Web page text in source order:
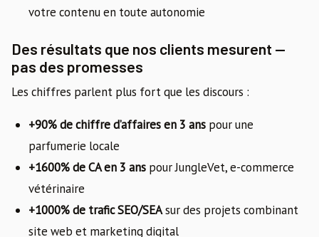
votre contenu en toute autonomie
Des résultats que nos clients mesurent —
pas des promesses
Les chiffres parlent plus fort que les discours :
+90% de chiffre d’affaires en 3 ans pour une
parfumerie locale
+1600% de CA en 3 ans pour JungleVet, e-commerce
vétérinaire
+1000% de trafic SEO/SEAsur des projets combinant
site web et marketing digital